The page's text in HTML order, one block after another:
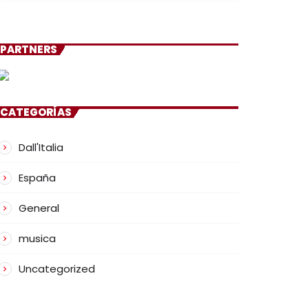
PARTNERS
CATEGORÍAS
Dall'Italia
España
General
musica
Uncategorized